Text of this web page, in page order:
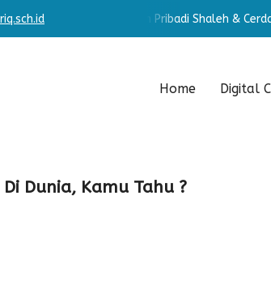
Membangun Pribadi Shaleh & Cerdas
Home Digital
Dunia, Kamu Tahu ?